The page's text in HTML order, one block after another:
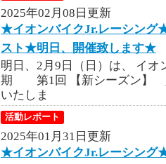
2025年02月08日更新
★イオンバイクJr.レーシン
スト★明日、開催致します★
明日、2月9日（日）は、 イ
期 第1回 【新シーズン】
いたしま
活動レポート
2025年01月31日更新
★イオンバイクJr.レーシン